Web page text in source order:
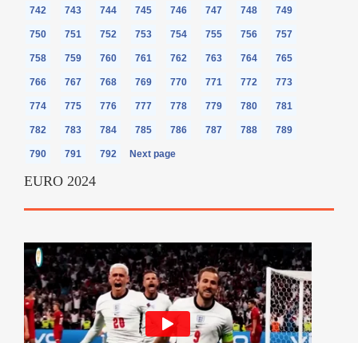
742 743 744 745 746 747 748 749
750 751 752 753 754 755 756 757
758 759 760 761 762 763 764 765
766 767 768 769 770 771 772 773
774 775 776 777 778 779 780 781
782 783 784 785 786 787 788 789
790 791 792 Next page
EURO 2024